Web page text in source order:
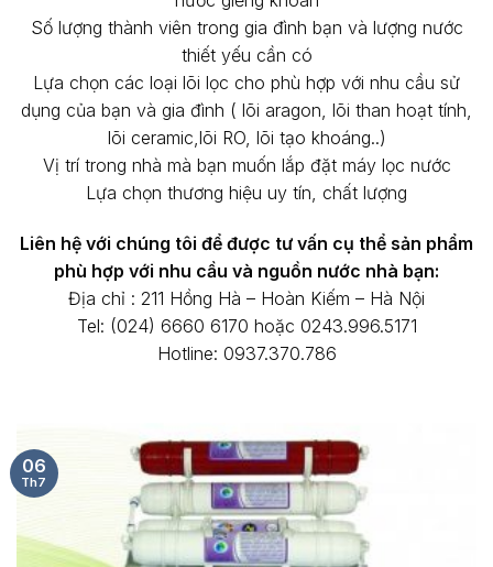
Số lượng thành viên trong gia đình bạn và lượng nước
thiết yếu cần có
Lựa chọn các loại lõi lọc cho phù hợp với nhu cầu sử
dụng của bạn và gia đình ( lõi aragon, lõi than hoạt tính,
lõi ceramic,lõi RO, lõi tạo khoáng..)
Vị trí trong nhà mà bạn muốn lắp đặt máy lọc nước
Lựa chọn thương hiệu uy tín, chất lượng
Liên hệ với chúng tôi để được tư vấn cụ thể sản phẩm
phù hợp với nhu cầu và nguồn nước nhà bạn:
Địa chỉ : 211 Hồng Hà – Hoàn Kiếm – Hà Nội
Tel: (024) 6660 6170 hoặc 0243.996.5171
Hotline: 0937.370.786
06
Th7